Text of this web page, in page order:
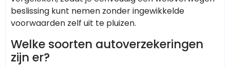
beslissing kunt nemen zonder ingewikkelde
voorwaarden zelf uit te pluizen.
Welke soorten autoverzekeringen
zijn er?